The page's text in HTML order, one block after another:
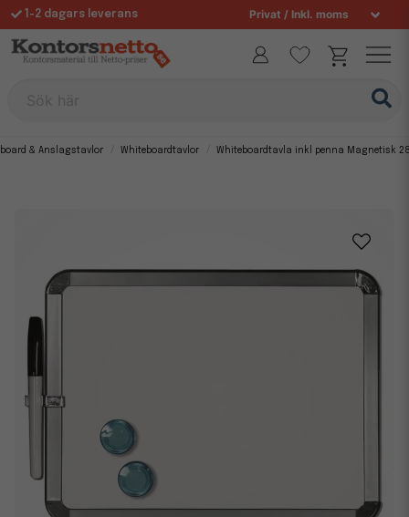
1-2 dagars leverans
Fri frakt över 995 kr
& Anslagstavlor Whiteboardtavlor Whiteboardtavla inkl penna Magnetisk